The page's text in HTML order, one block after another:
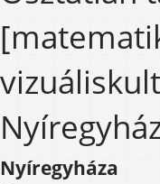
Nyíregyháza